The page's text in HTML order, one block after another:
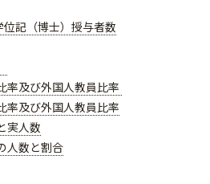
記（博士）授与者数
及び外国人教員比率
及び外国人教員比率
実人数
人数と割合